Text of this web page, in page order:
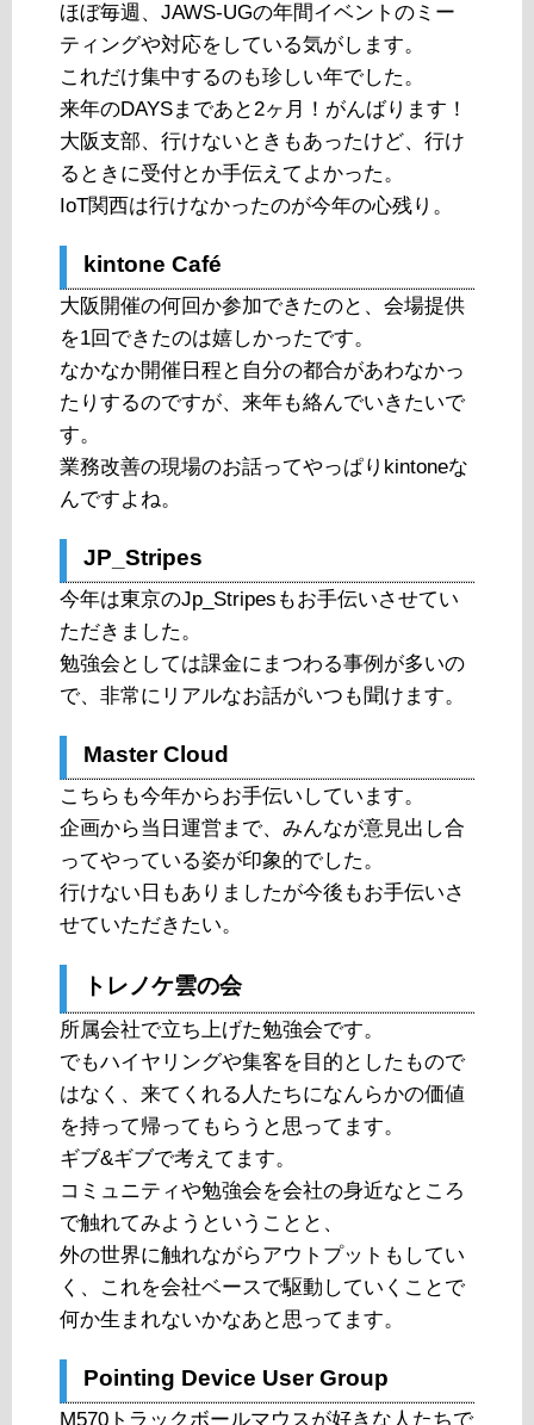
ほぼ毎週、JAWS-UGの年間イベントのミー
ティングや対応をしている気がします。
これだけ集中するのも珍しい年でした。
来年のDAYSまであと2ヶ月！がんばります！
大阪支部、行けないときもあったけど、行け
るときに受付とか手伝えてよかった。
IoT関西は行けなかったのが今年の心残り。
kintone Café
大阪開催の何回か参加できたのと、会場提供
を1回できたのは嬉しかったです。
なかなか開催日程と自分の都合があわなかっ
たりするのですが、来年も絡んでいきたいで
す。
業務改善の現場のお話ってやっぱりkintoneな
んですよね。
JP_Stripes
今年は東京のJp_Stripesもお手伝いさせてい
ただきました。
勉強会としては課金にまつわる事例が多いの
で、非常にリアルなお話がいつも聞けます。
Master Cloud
こちらも今年からお手伝いしています。
企画から当日運営まで、みんなが意見出し合
ってやっている姿が印象的でした。
行けない日もありましたが今後もお手伝いさ
せていただきたい。
トレノケ雲の会
所属会社で立ち上げた勉強会です。
でもハイヤリングや集客を目的としたもので
はなく、来てくれる人たちになんらかの価値
を持って帰ってもらうと思ってます。
ギブ&ギブで考えてます。
コミュニティや勉強会を会社の身近なところ
で触れてみようということと、
外の世界に触れながらアウトプットもしてい
く、これを会社ベースで駆動していくことで
何か生まれないかなあと思ってます。
Pointing Device User Group
M570トラックボールマウスが好きな人たちで